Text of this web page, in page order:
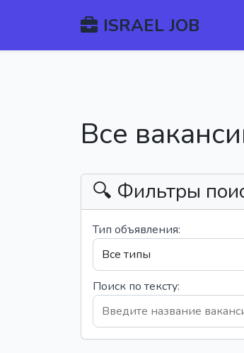
ISRAEL JOB
Все
🔍 Фильтры
Тип объявления:
Поиск по тексту: